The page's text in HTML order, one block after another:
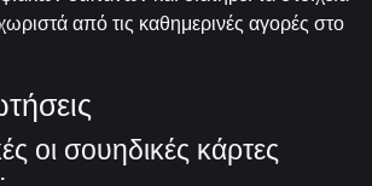
από τις καθημερινές αγορές στο
οι σουηδικές κάρτες